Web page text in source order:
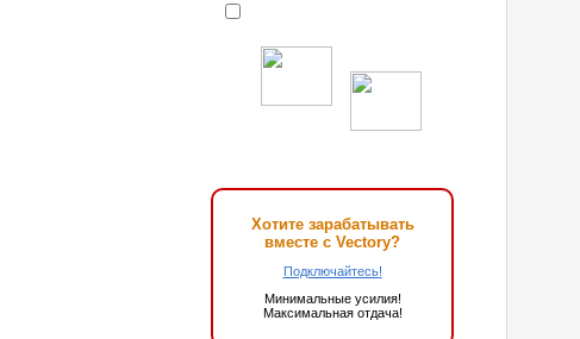
Хотите зарабатывать
вместе с Vectory?
Подключайтесь!
Минимальные усилия!
Максимальная отдача!